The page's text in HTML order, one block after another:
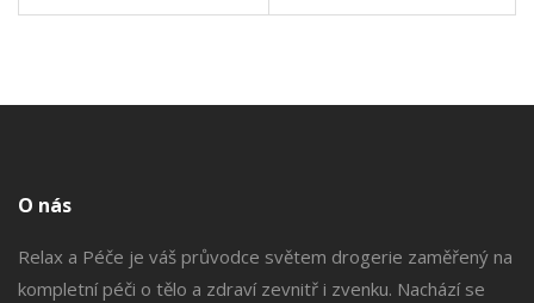
O nás
Relax a Péče je váš průvodce světem drogerie zaměřený na
kompletní péči o tělo a zdraví zevnitř i zvenku. Nachází se